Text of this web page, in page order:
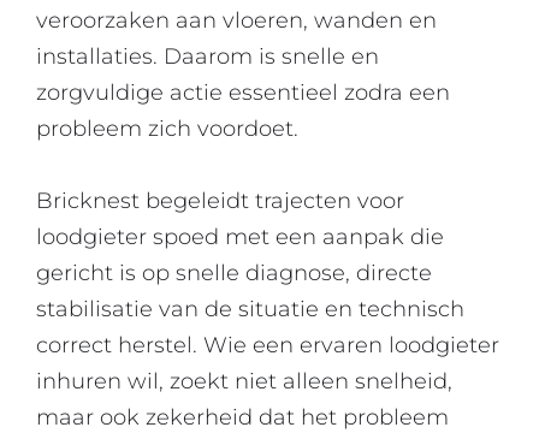
veroorzaken aan vloeren, wanden en
installaties. Daarom is snelle en
zorgvuldige actie essentieel zodra een
probleem zich voordoet.
Bricknest begeleidt trajecten voor
loodgieter spoed met een aanpak die
gericht is op snelle diagnose, directe
stabilisatie van de situatie en technisch
correct herstel. Wie een ervaren loodgieter
inhuren wil, zoekt niet alleen snelheid,
maar ook zekerheid dat het probleem